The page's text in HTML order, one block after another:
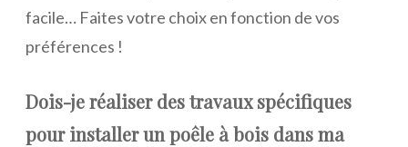
facile… Faites votre choix en fonction de vos
préférences !
Dois-je réaliser des travaux spécifiques
pour installer un poêle à bois dans ma